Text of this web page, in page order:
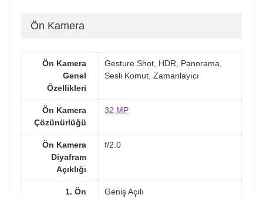
Ön Kamera
Ön Kamera
Genel
Özellikleri
Gesture Shot, HDR, Panorama,
Sesli Komut, Zamanlayıcı
Ön Kamera
Çözünürlüğü
32 MP
Ön Kamera
Diyafram
Açıklığı
f/2.0
1. Ön
Geniş Açılı